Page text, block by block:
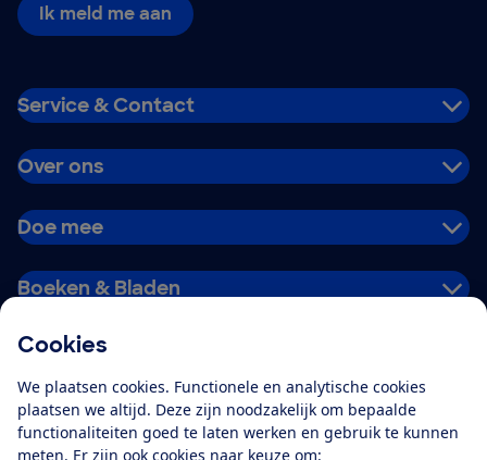
Cookies
We plaatsen cookies. Functionele en analytische cookies
plaatsen we altijd. Deze zijn noodzakelijk om bepaalde
functionaliteiten goed te laten werken en gebruik te kunnen
meten. Er zijn ook cookies naar keuze om:
Ik meld me aan
Service & Contact
Over ons
Doe mee
Boeken & Bladen
Alles over de